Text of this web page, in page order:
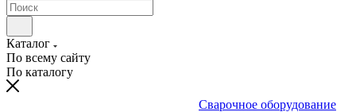
Каталог
По всему сайту
По каталогу
Сварочное оборудование